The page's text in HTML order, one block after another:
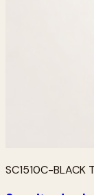
SC1510C-BLACK T